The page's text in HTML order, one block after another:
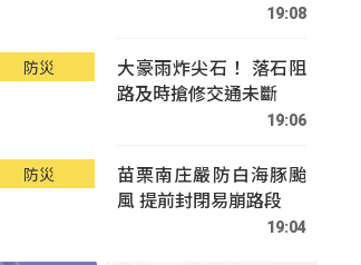
19:08
防災
大豪雨炸尖石！ 落石阻
路及時搶修交通未斷
19:06
防災
苗栗南庄嚴防白海豚颱
風 提前封閉易崩路段
19:04